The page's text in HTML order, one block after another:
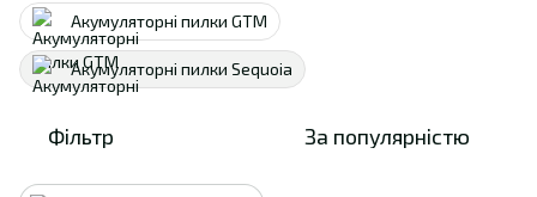
Акумуляторні пилки GTM
Акумуляторні пилки Sequoia
Фільтр За популярністю